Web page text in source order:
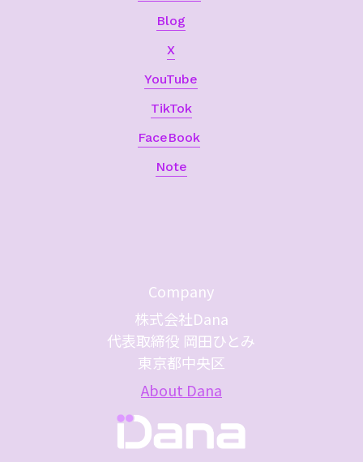
Blog
X
YouTube
TikTok
FaceBook
Note
Company
株式会社Dana
代表取締役 岡田ひとみ
東京都中央区
About Dana